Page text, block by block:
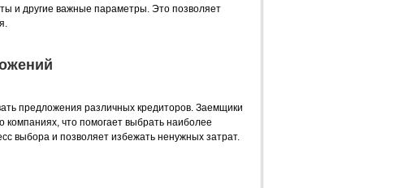
и другие важные параметры. Это позволяет
предложения различных кредиторов. Заемщики
компаниях, что помогает выбрать наиболее
выбора и позволяет избежать ненужных затрат.